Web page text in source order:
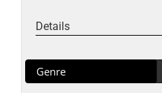
Details
Genre